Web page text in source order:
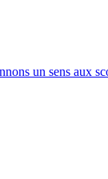
un sens aux